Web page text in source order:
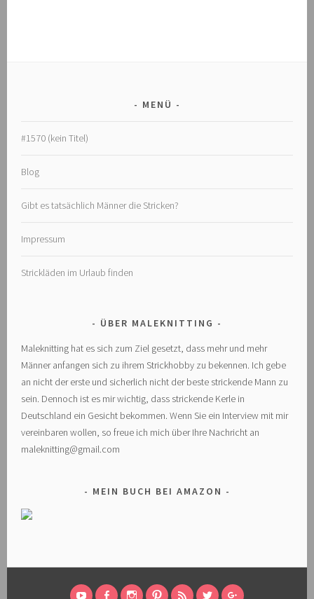
MENÜ
#1570 (kein Titel)
Blog
Gibt es tatsächlich Männer die Stricken?
Impressum
Strickläden im Urlaub finden
ÜBER MALEKNITTING
Maleknitting hat es sich zum Ziel gesetzt, dass mehr und mehr
Männer anfangen sich zu ihrem Strickhobby zu bekennen. Ich gebe
an nicht der erste und sicherlich nicht der beste strickende Mann zu
sein. Dennoch ist es mir wichtig, dass strickende Kerle in
Deutschland ein Gesicht bekommen. Wenn Sie ein Interview mit mir
vereinbaren wollen, so freue ich mich über Ihre Nachricht an
maleknitting@gmail.com
MEIN BUCH BEI AMAZON